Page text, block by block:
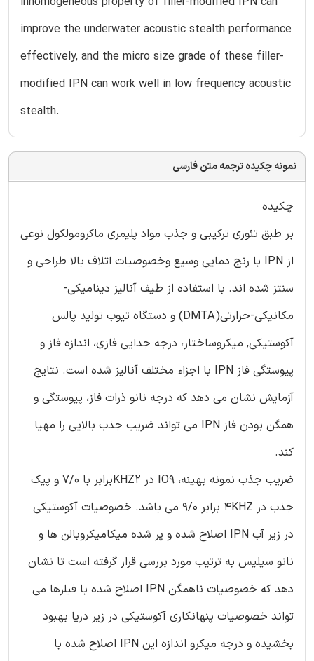
improve the underwater acoustic stealth performance
effectively, and the micro size grade of these filler-
modified IPN can work well in low frequency acoustic
stealth.
نمونه چکیده ترجمه متن فارسی
چکیده
بر طبق تئوری ترکیبی و جذب مواد پلیمری ماکرومولکول نوعی
از IPN با رنج دمایی وسیع وخصوصیات اتلاف بالا طراحی و
سنتز شده اند. با استفاده از طیف آنالیز دینامیکی-
مکانیکی-حرارتی(DMTA) و دستگاه تیوب تولید پالس
آکوستیکی, میکروساختار، درجه جدایی فازی، اندازه فاز و
پیوستگی فاز IPN با اجزاء مختلف آنالیز شده است. نتایج
آزمایش نشان می دهد که درجه نانو ذرات فاز، پیوستگی و
همگن بودن فاز IPN می تواند ضریب جذب بالایی را مهیا
کند.
ضریب جذب نمونه بهینه، IO9 در KHZ2برابر با 7/0 و پیک
جذب در 4KHZ برابر 9/0 می باشد. خصوصیات آکوستیکی
در زیر آب IPN اصلاح شده و پر شده میکامیکروبالن ها و
نانو سیلیس به ترتیب مورد بررسی قرار گرفته است تا نشان
دهد که خصوصیات ناهمگن IPN اصلاح شده با فیلرها می
تواند خصوصیات پنهانکاری آکوستیکی در زیر دریا بهبود
بخشیده و درجه میکرو اندازه این IPN اصلاح شده با